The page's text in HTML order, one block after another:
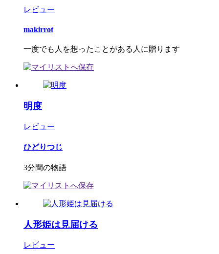
レビュー
makirrot
一度でも人を想ったことがある人に贈ります
明度
レビュー
ひどりつじ
3分間の物語
人形姫は見届ける
レビュー